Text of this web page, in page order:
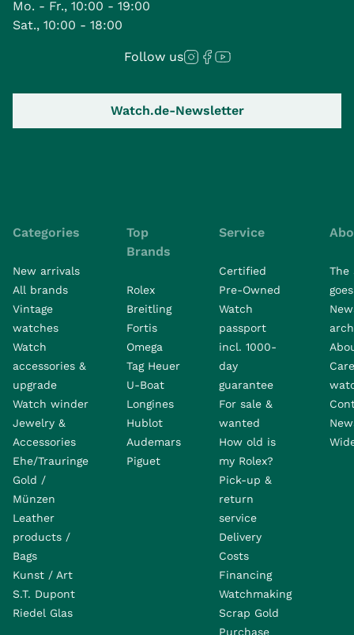
Mo. - Fr., 10:00 - 19:00
Sat., 10:00 - 18:00
Follow us
Watch.de-Newsletter
Categories
New arrivals
All brands
Vintage
watches
Watch
accessories &
upgrade
Watch winder
Jewelry &
Accessories
Ehe/Trauringe
Gold /
Münzen
Leather
products /
Bags
Kunst / Art
S.T. Dupont
Riedel Glas
Top
Brands
Rolex
Breitling
Fortis
Omega
Tag Heuer
U-Boat
Longines
Hublot
Audemars
Piguet
Service
Certified
Pre-Owned
Watch
passport
incl. 1000-
day
guarantee
For sale &
wanted
How old is
my Rolex?
Pick-up &
return
service
Delivery
Costs
Financing
Watchmaking
Scrap Gold
Purchase
The